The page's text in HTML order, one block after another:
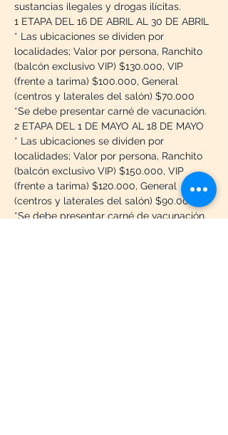
sustancias ilegales y drogas ilícitas.
1 ETAPA DEL 16 DE ABRIL AL 30 DE ABRIL
* Las ubicaciones se dividen por
localidades; Valor por persona, Ranchito
(balcón exclusivo VIP) $130.000, VIP
(frente a tarima) $100.000, General
(centros y laterales del salón) $70.000
*Se debe presentar carné de vacunación.
2 ETAPA DEL 1 DE MAYO AL 18 DE MAYO
* Las ubicaciones se dividen por
localidades; Valor por persona, Ranchito
(balcón exclusivo VIP) $150.000, VIP
(frente a tarima) $120.000, General
(centros y laterales del salón) $90.000
*Se debe presentar carné de vacunación.